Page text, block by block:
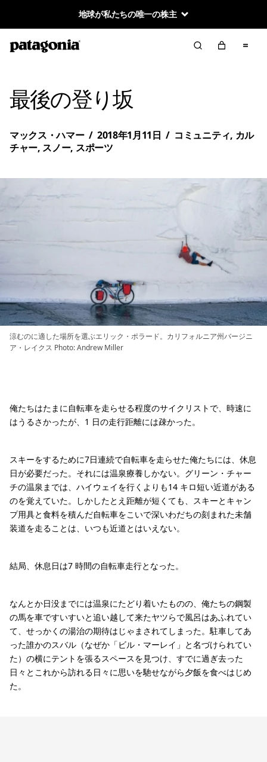
地球が私たちの唯一の株主
最後の登り坂
マックス・ハマー / 2018年1月11日 / コミュニティ, カル
チャー, スノー, スポーツ
涼むのに適した場所を選ぶエリック・ポラード。カリフォルニア州バージニ
ア・レイクス Photo: Andrew Miller
俺たちはたまに自転車を走らせる程度のサイクリストで、時速に
はうるさかったが、1 日の走行距離には疎かった。
スキーをするために7日連続で自転車を走らせた俺たちには、休息
日が必要だった。それには温泉療養しかない。グリーン・チャー
チの温泉までは、ハイウェイを行くよりも14 キロ短い近道がある
のを覚えていた。しかしたとえ距離が短くても、スキーとキャン
プ用具と食料を積んだ自転車をこいで深いわだちの刻まれた未舗
装道を走ることは、いつも近道とはいえない。
結局、休息日は7 時間の自転車走行となった。
なんとか日没までには温泉にたどり着いたものの、俺たちの鋼製
の馬を車ですいすいと追い越して来たヤツらで風呂はあふれてい
て、せっかくの湯治の期待はじゃまされてしまった。駐車してあ
った誰かのスバル（なぜか「ビル・マーレイ」と名づけられてい
た）の横にテントを張るスペースを見つけ、すでに過ぎ去った
日々とこれから訪れる日々に思いを馳せながら夕飯を食べはじめ
た。